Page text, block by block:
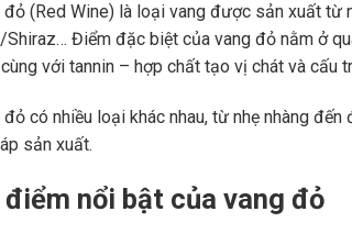
đỏ (Red Wine) là loại vang được sản xuất
Shiraz… Điểm đặc biệt của vang đỏ nằm ở
với tannin – hợp chất tạo vị chát và cấu
đỏ có nhiều loại khác nhau, từ nhẹ nhàng
sản xuất.
nổi bật của vang đỏ